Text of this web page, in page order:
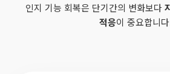
인지 기능 회복은 단기간의 변화보다
적응이 중요합니